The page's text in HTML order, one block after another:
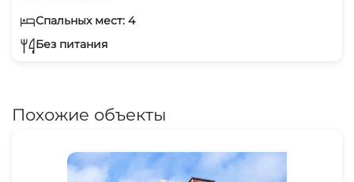
Спальных мест: 4
Без питания
Похожие объекты